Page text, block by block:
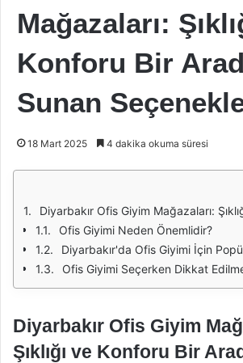
Mağazaları:
Konforu Bir
Sunan
18 Mart 2025 4 dakika okuma süresi
Diyarbakır Ofis Giyim Mağazaları: Şıklığı ve Konforu Bir
Ofis Giyimi Neden Önemlidir?
Diyarbakır'da Ofis Giyimi İçin
Ofis Giyimi Seçerken Dikkat
Diyarbakır Ofis Giyim
Şıklığı ve Konforu Bir